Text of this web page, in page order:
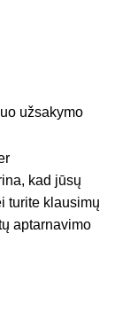
užsakymo
kad jūsų
turite klausimų
aptarnavimo